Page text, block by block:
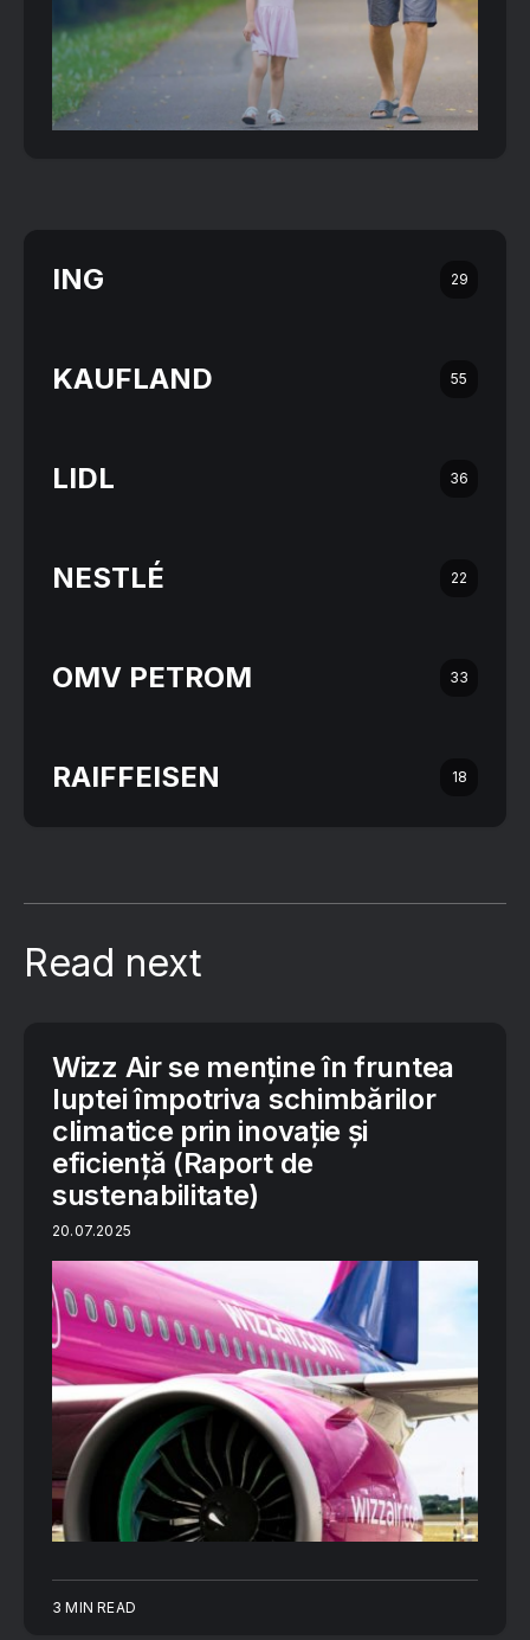
ING 29
KAUFLAND 55
LIDL 36
NESTLÉ 22
OMV PETROM 33
RAIFFEISEN 18
Read next
Wizz Air se menține în fruntea
luptei împotriva schimbărilor
climatice prin inovație și
eficiență (Raport de
sustenabilitate)
20.07.2025
3 MIN READ